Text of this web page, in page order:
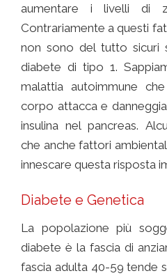
aumentare i livelli di
Contrariamente a questi
non sono del tutto sicuri
diabete di tipo 1.
malattia autoimmune
corpo attacca e
insulina nel pancreas.
che anche fattori
innescare questa risposta
Diabete e Genetica
La popolazione più
diabete è la fascia di
fascia adulta 40-59 tende